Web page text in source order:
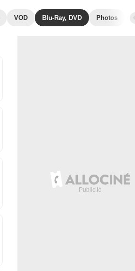
VOD Blu-Ray, DVD Photos